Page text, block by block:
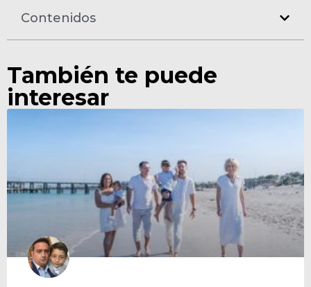
Contenidos
También te puede
interesar